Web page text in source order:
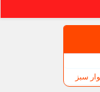
سبز